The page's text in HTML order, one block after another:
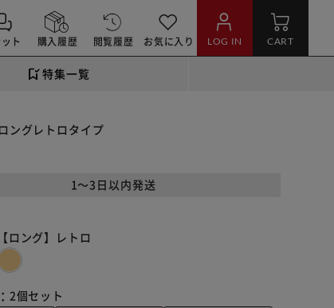
ト 購入履歴 閲覧履歴 お気に入り LOG IN CART
特集一覧
ングレトロタイプ
1～3日以内発送
【ロング】レトロ
2個セット